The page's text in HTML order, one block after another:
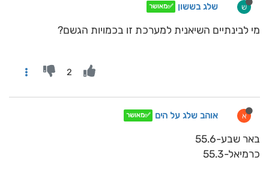
ש שלג בששון ✅מאושר
מי לבינתיים השיאנית למערכת זו בכמויות הגשם?
2
א אוהב שלג על הים ✅מאושר
באר שבע-55.6
כרמיאל-55.3